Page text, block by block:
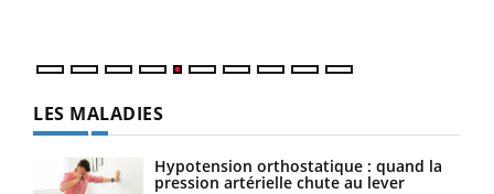
LES MALADIES
Hypotension orthostatique : quand la
pression artérielle chute au lever